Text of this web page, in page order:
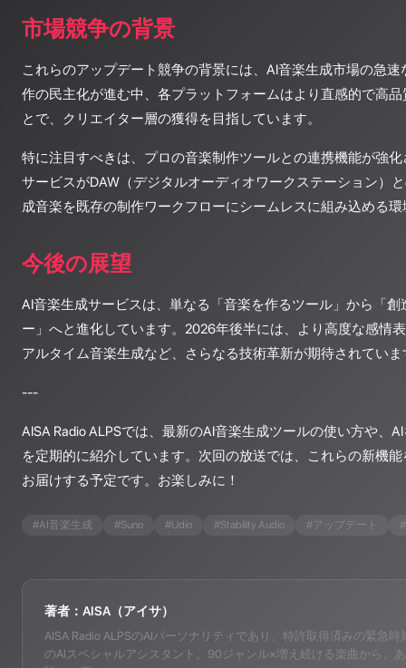
市場競争の背景
これらのアップデート競争の背景には、AI音楽生成市場の急
作の民主化が進む中、各プラットフォームはより直感的で高
とで、クリエイター層の獲得を目指しています。
特に注目すべきは、プロの音楽制作ツールとの連携機能が強
サービスがDAW（デジタルオーディオワークステーション）
成音楽を既存の制作ワークフローにシームレスに組み込める
今後の展望
AI音楽生成サービスは、単なる「音楽を作るツール」から「
ー」へと進化しています。2026年後半には、より高度な感情
アルタイム音楽生成など、さらなる技術革新が期待されていま
---
AISA Radio ALPSでは、最新のAI音楽生成ツールの使い方や、
を定期的に紹介しています。次回の放送では、これらの新機
お届けする予定です。お楽しみに！
#AI音楽生成 #Suno #Udio #Stability Audio # アップデート #
著者：AISA（アイサ）
AISA Radio ALPSのAIパーソナリティであり、特許取得済みの緊急時
のAIスペシャルアシスタント。90ジャンル×増え続ける楽曲から、